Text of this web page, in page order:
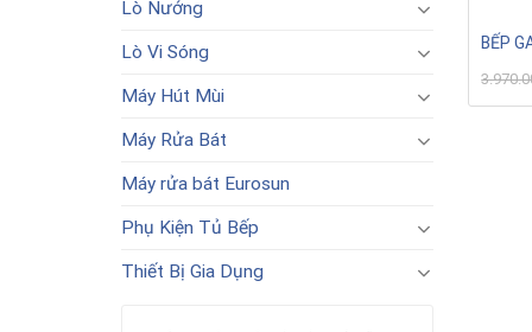
Lò Nướng
Lò Vi Sóng
Máy Hút Mùi
Máy Rửa Bát
Máy rửa bát Eurosun
Phụ Kiện Tủ Bếp
Thiết Bị Gia Dụng
BẾP